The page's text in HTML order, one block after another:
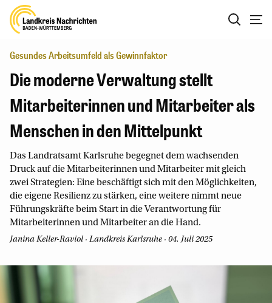
Gesundes Arbeitsumfeld als Gewinnfaktor
Die moderne Verwaltung stellt
Mitarbeiterinnen und Mitarbeiter als
Menschen in den Mittelpunkt
Das Landratsamt Karlsruhe begegnet dem wachsenden
Druck auf die Mitarbeiterinnen und Mitarbeiter mit gleich
zwei Strategien: Eine beschäftigt sich mit den Möglichkeiten,
die eigene Resilienz zu stärken, eine weitere nimmt neue
Führungskräfte beim Start in die Verantwortung für
Mitarbeiterinnen und Mitarbeiter an die Hand.
Janina Keller-Raviol · Landkreis Karlsruhe · 04. Juli 2025